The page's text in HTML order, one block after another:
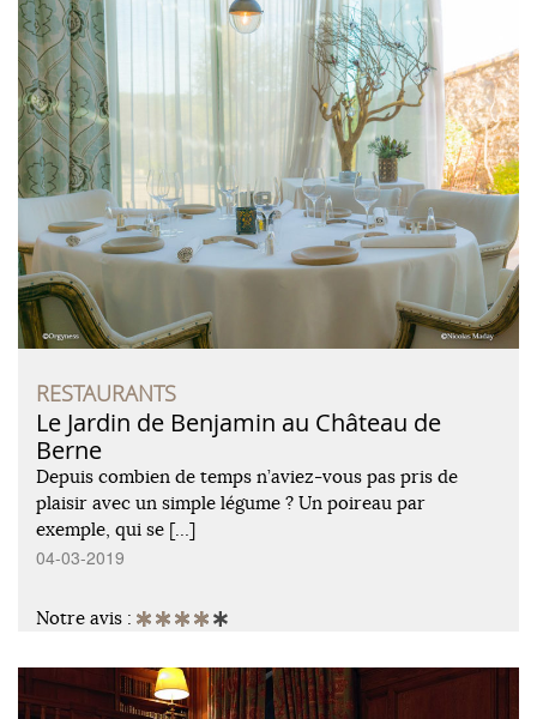
RESTAURANTS
Le Jardin de Benjamin au Château de
Berne
Depuis combien de temps n’aviez-vous pas pris de
plaisir avec un simple légume ? Un poireau par
exemple, qui se […]
04-03-2019
Notre avis :